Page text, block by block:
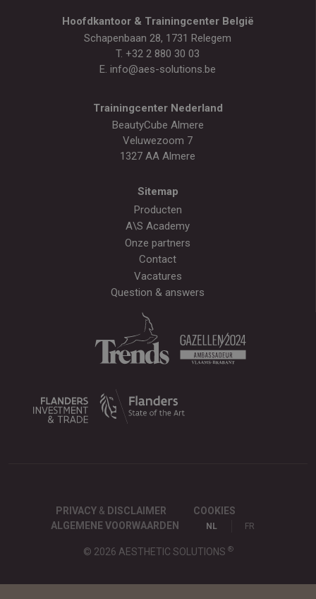
Hoofdkantoor & Trainingcenter België
Schapenbaan 28, 1731 Relegem
T. +32 2 880 30 03
E. info@aes-solutions.be
Trainingcenter Nederland
BeautyCube Almere
Veluwezoom 7
1327 AA Almere
Sitemap
Producten
A\S Academy
Onze partners
Contact
Vacatures
Question & answers
PRIVACY & DISCLAIMER
COOKIES
ALGEMENE VOORWAARDEN
NL FR
© 2026 AESTHETIC SOLUTIONS ®